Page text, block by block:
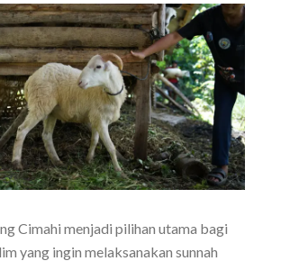
Cimahi menjadi pilihan utama bagi
yang ingin melaksanakan sunnah